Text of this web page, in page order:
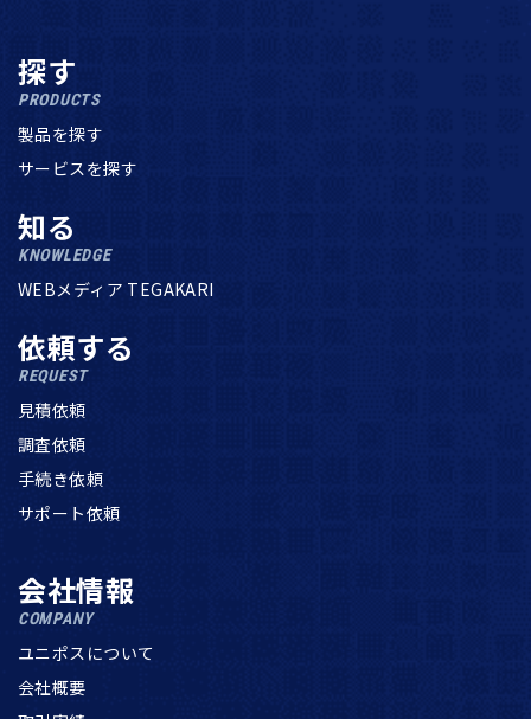
探す
PRODUCTS
製品を探す
サービスを探す
知る
KNOWLEDGE
WEBメディア TEGAKARI
依頼する
REQUEST
見積依頼
調査依頼
手続き依頼
サポート依頼
会社情報
COMPANY
ユニポスについて
会社概要